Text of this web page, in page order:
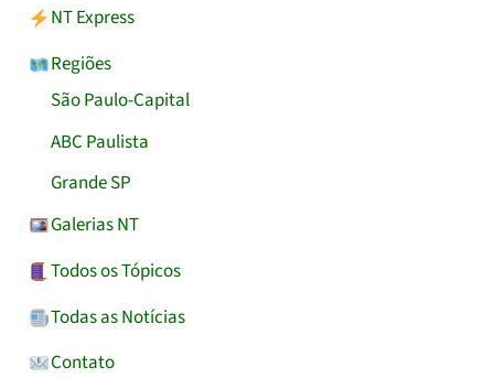
NT Express
Regiões
São Paulo-Capital
ABC Paulista
Grande SP
Galerias NT
Todos os Tópicos
Todas as Notícias
Contato